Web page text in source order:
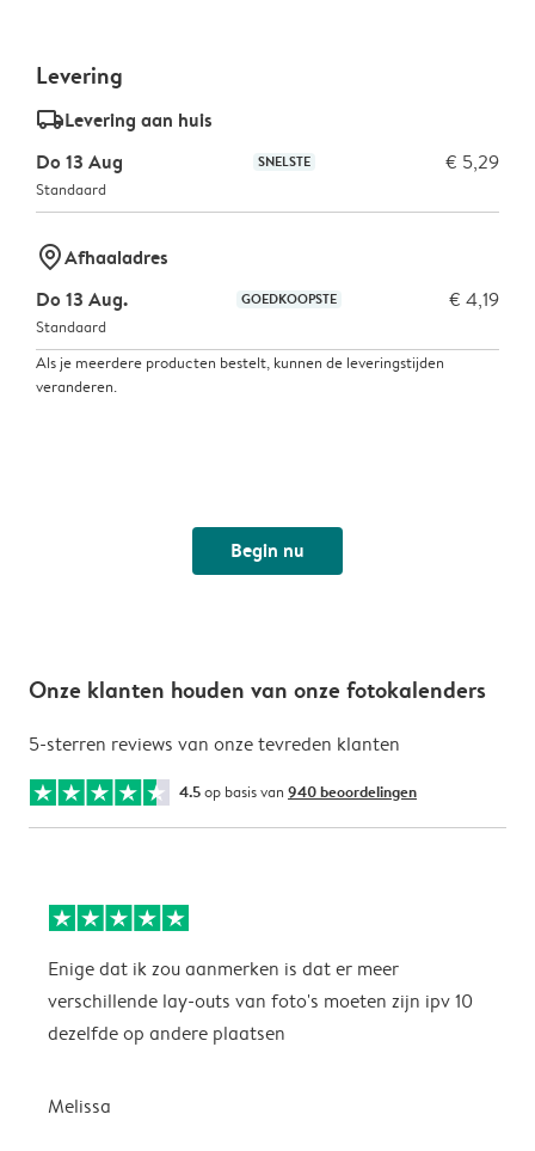
Levering
delivery_standard_v2Levering aan huis
Do 13 Aug
SNELSTE € 5,29
Standaard
marker-pinAfhaaladres
Do 13 Aug.
GOEDKOOPSTE € 4,19
Standaard
Als je meerdere producten bestelt, kunnen de leveringstijden
veranderen.
Begin nu
Onze klanten houden van onze fotokalenders
5-sterren reviews van onze tevreden klanten
4.5op basis van 940 beoordelingen
Enige dat ik zou aanmerken is dat er meer
verschillende lay-outs van foto's moeten zijn ipv 10
dezelfde op andere plaatsen
Melissa